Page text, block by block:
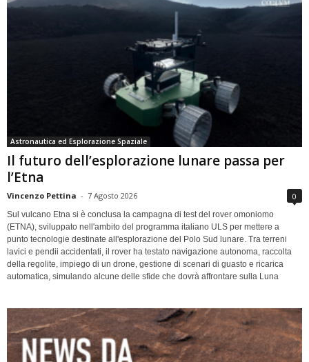
Astronautica ed Esplorazione Spaziale
Il futuro dell’esplorazione lunare passa per
l’Etna
Vincenzo Pettina - 7 Agosto 2026 0
Sul vulcano Etna si è conclusa la campagna di test del rover omoniomo
(ETNA), sviluppato nell'ambito del programma italiano ULS per mettere a
punto tecnologie destinate all'esplorazione del Polo Sud lunare. Tra terreni
lavici e pendii accidentati, il rover ha testato navigazione autonoma, raccolta
della regolite, impiego di un drone, gestione di scenari di guasto e ricarica
automatica, simulando alcune delle sfide che dovrà affrontare sulla Luna